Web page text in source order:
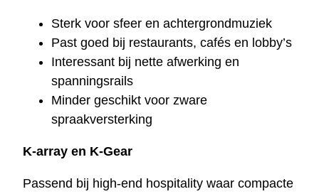
Sterk voor sfeer en achtergrondmuziek
Past goed bij restaurants, cafés en lobby’s
Interessant bij nette afwerking en
spanningsrails
Minder geschikt voor zware
spraakversterking
K-array en K-Gear
Passend bij high-end hospitality waar compacte